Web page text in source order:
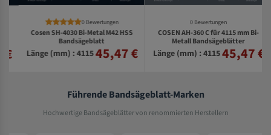
0 Bewertungen
Cosen SH-4030 Bi-Metal M42 HSS
Bandsägeblatt
Länge (mm) : 411545,47 €
0 Bewertungen
COSEN AH-360 C für 4115 mm Bi-
Metall Bandsägeblätter
Länge (mm) : 411545,47 €
Führende Bandsägeblatt-Marken
Hochwertige Bandsägeblätter von renommierten Herstellern